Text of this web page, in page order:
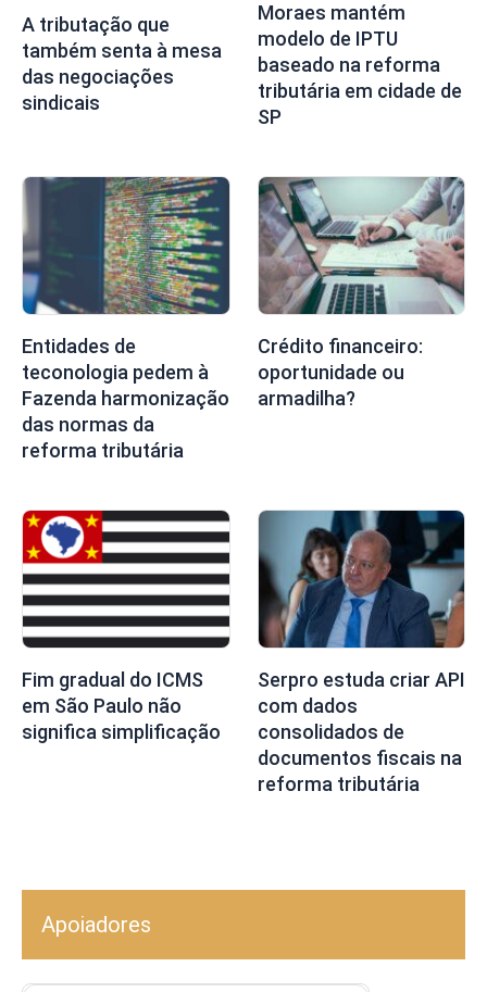
A tributação que
também senta à mesa
das negociações
sindicais
Moraes mantém
modelo de IPTU
baseado na reforma
tributária em cidade de
SP
Entidades de
teconologia pedem à
Fazenda harmonização
das normas da
reforma tributária
Crédito financeiro:
oportunidade ou
armadilha?
Fim gradual do ICMS
em São Paulo não
significa simplificação
Serpro estuda criar API
com dados
consolidados de
documentos fiscais na
reforma tributária
Apoiadores